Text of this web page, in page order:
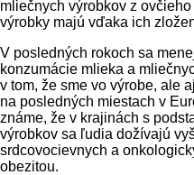
mliečnych výrobkov z
výrobky majú vďaka ich
V posledných rokoch sa
konzumácie mlieka a
v tom, že sme vo výrobe, ale
na posledných miestach v
známe, že v krajinách s
výrobkov sa ľudia dožívajú
srdcovocievnych a
obezitou.